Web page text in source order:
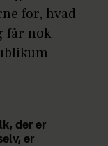
for, hvad
får nok
der er
er